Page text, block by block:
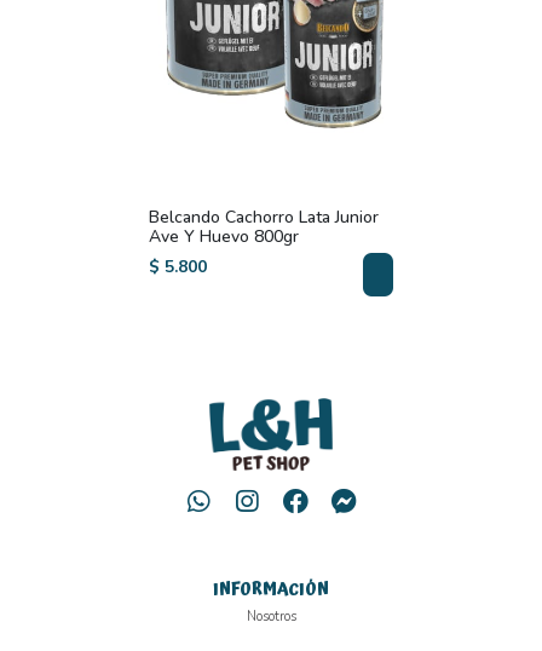
Belcando Cachorro Lata Junior
Ave Y Huevo 800gr
$ 5.800
INFORMACIÓN
Nosotros